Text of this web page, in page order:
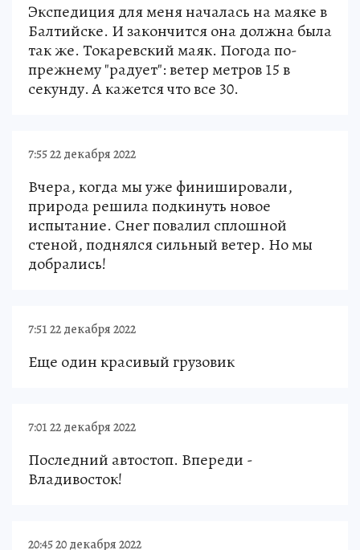
Экспедиция для меня началась на маяке в
Балтийске. И закончится она должна была
так же. Токаревский маяк. Погода по-
прежнему "радует": ветер метров 15 в
секунду. А кажется что все 30.
7:55 22 декабря 2022
Вчера, когда мы уже финишировали,
природа решила подкинуть новое
испытание. Снег повалил сплошной
стеной, поднялся сильный ветер. Но мы
добрались!
7:51 22 декабря 2022
Еще один красивый грузовик
7:01 22 декабря 2022
Последний автостоп. Впереди -
Владивосток!
20:45 20 декабря 2022